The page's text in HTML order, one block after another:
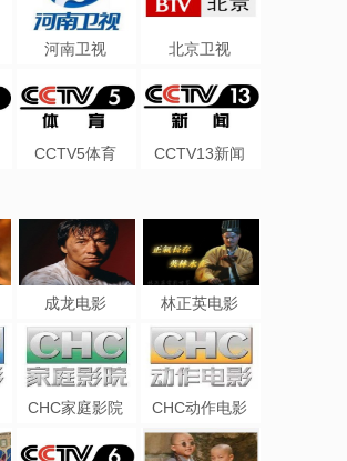
河南卫视 北京卫视
CCTV5体育 CCTV13新闻
成龙电影 林正英电影
CHC家庭影院 CHC动作电影